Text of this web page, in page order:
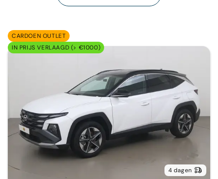
CARDOEN OUTLET
IN PRIJS VERLAAGD (> €1000)
4 dagen